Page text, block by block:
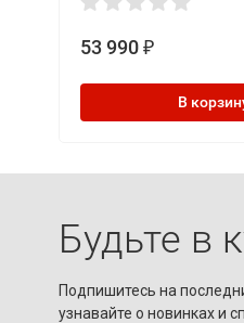
53 990 ₽
В
Будьте в
Подпишитесь на
узнавайте о новинках и